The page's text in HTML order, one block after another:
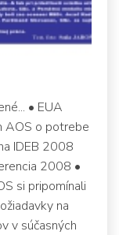
• EUA
AOS o potrebe
IDEB 2008
2008 •
si pripomínali
na
v súčasných